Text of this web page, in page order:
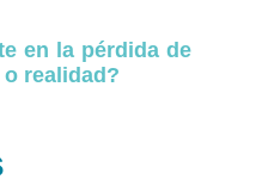
en la pérdida de
realidad?